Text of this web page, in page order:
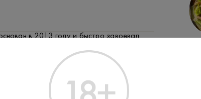
в 2013 году и быстро завоевал
высокому качеству и доступной цене;
объемах от 0,1 до 1,0 л.